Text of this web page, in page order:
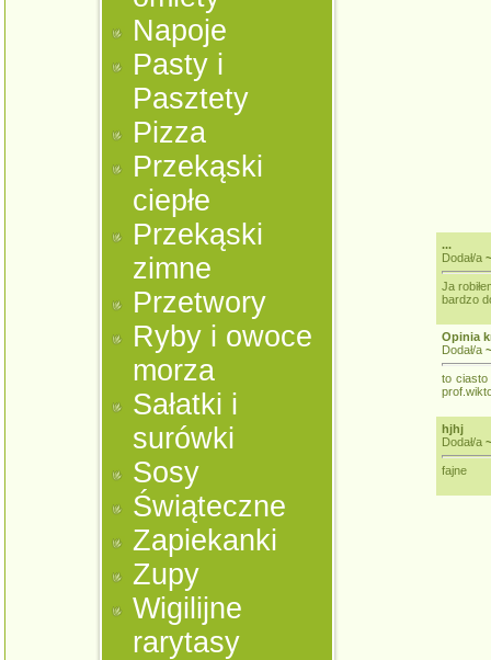
Napoje
Pasty i
Pasztety
Pizza
Przekąski
ciepłe
Przekąski
zimne
Przetwory
Ryby i owoce
morza
Sałatki i
surówki
Sosy
Świąteczne
Zapiekanki
Zupy
Wigilijne
rarytasy
...
Dodał/a
Ja
bardzo
Opinia
Dodał/a
to ciasto
hjhj
Dodał/a
fajne